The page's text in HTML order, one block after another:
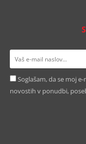
Soglašam, da se moj
novostih v ponudbi,